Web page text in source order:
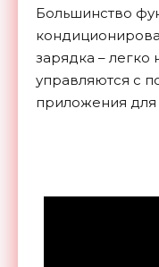
Большинство
зарядка – легко
управляются с
приложения